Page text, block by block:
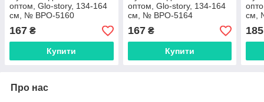
оптом, Glo-story, 134-164
см, № BPO-5160
167 ₴
Купити
оптом, Glo-story, 134-164
см, № BPO-5164
167₴
Купити
см,
185
Про нас